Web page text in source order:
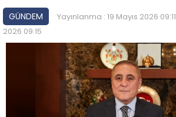
GÜNDEM Yayınlanma : 19 Mayıs 2026 09:11
2026 09:15